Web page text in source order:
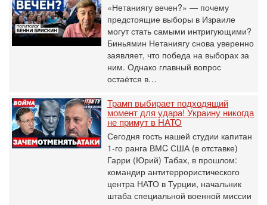
«Нетаниягу вечен?» — почему
предстоящие выборы в Израиле
могут стать самыми интригующими?
Биньямин Нетаниягу снова уверенно
заявляет, что победа на выборах за
ним. Однако главный вопрос
остаётся в…
Трамп выбирает подходящий
момент для удара! Украину никогда
не примут в НАТО
Сегодня гость нашей студии капитан
1-го ранга ВМC США (в отставке)
Гарри (Юрий) Табах, в прошлом:
командир антитеррористического
центра НАТО в Турции, начальник
штаба специальной военной миссии